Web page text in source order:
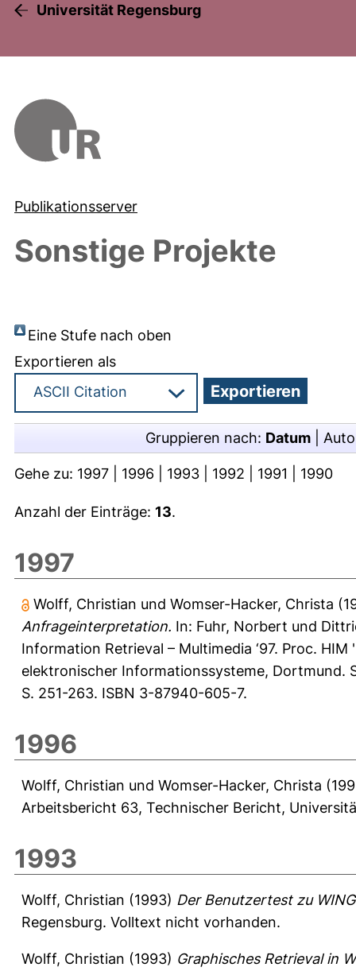
Universität Regensburg
Publikationsserver
Sonstige Projekte
Eine Stufe nach oben
Exportieren als
Gruppieren nach: Datum
Gehe zu: 1997 1996 1993 1992 1991 1990
Anzahl der Einträge: 13.
1997
Wolff, Christian und Womser-Hacker, Christa
Anfrageinterpretation. In: Fuhr, Norbert und
Information Retrieval – Multimedia ‘97. Proc.
elektronischer Informationssysteme, Dortmund.
S. 251-263. ISBN 3-87940-605-7.
1996
Wolff, Christian und Womser-Hacker, Christa
Arbeitsbericht 63, Technischer Bericht,
1993
Wolff, Christian (1993) Der Benutzertest zu
Regensburg. Volltext nicht vorhanden.
Wolff, Christian (1993) Graphisches Retrieval in